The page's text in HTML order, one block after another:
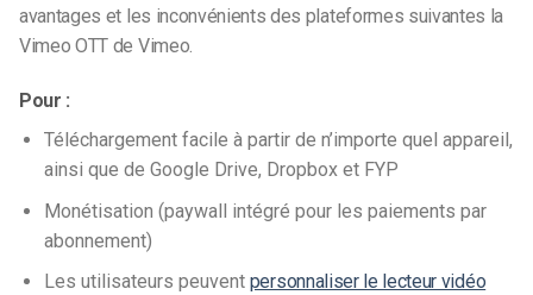
avantages et les inconvénients des plateformes suivantes la
Vimeo OTT de Vimeo.
Pour :
Téléchargement facile à partir de n’importe quel appareil,
ainsi que de Google Drive, Dropbox et FYP
Monétisation (paywall intégré pour les paiements par
abonnement)
Les utilisateurs peuvent personnaliser le lecteur vidéo